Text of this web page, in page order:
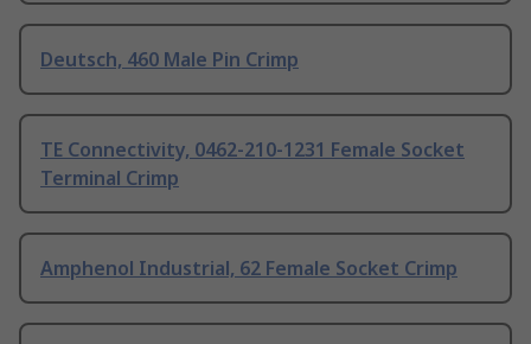
Deutsch, 460 Male Pin Crimp
TE Connectivity, 0462-210-1231 Female Socket
Terminal Crimp
Amphenol Industrial, 62 Female Socket Crimp